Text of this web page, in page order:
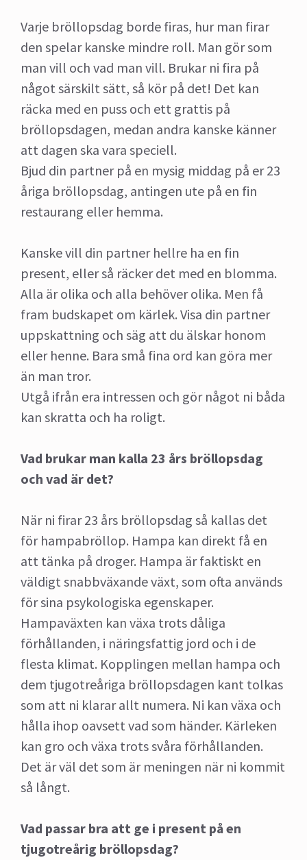
Varje bröllopsdag borde firas, hur man firar
den spelar kanske mindre roll. Man gör som
man vill och vad man vill. Brukar ni fira på
något särskilt sätt, så kör på det! Det kan
räcka med en puss och ett grattis på
bröllopsdagen, medan andra kanske känner
att dagen ska vara speciell.
Bjud din partner på en mysig middag på er 23
åriga bröllopsdag, antingen ute på en fin
restaurang eller hemma.
Kanske vill din partner hellre ha en fin
present, eller så räcker det med en blomma.
Alla är olika och alla behöver olika. Men få
fram budskapet om kärlek. Visa din partner
uppskattning och säg att du älskar honom
eller henne. Bara små fina ord kan göra mer
än man tror.
Utgå ifrån era intressen och gör något ni båda
kan skratta och ha roligt.
Vad brukar man kalla 23 års bröllopsdag
och vad är det?
När ni firar 23 års bröllopsdag så kallas det
för hampabröllop. Hampa kan direkt få en
att tänka på droger. Hampa är faktiskt en
väldigt snabbväxande växt, som ofta används
för sina psykologiska egenskaper.
Hampaväxten kan växa trots dåliga
förhållanden, i näringsfattig jord och i de
flesta klimat. Kopplingen mellan hampa och
dem tjugotreåriga bröllopsdagen kant tolkas
som att ni klarar allt numera. Ni kan växa och
hålla ihop oavsett vad som händer. Kärleken
kan gro och växa trots svåra förhållanden.
Det är väl det som är meningen när ni kommit
så långt.
Vad passar bra att ge i present på en
tjugotreårig bröllopsdag?